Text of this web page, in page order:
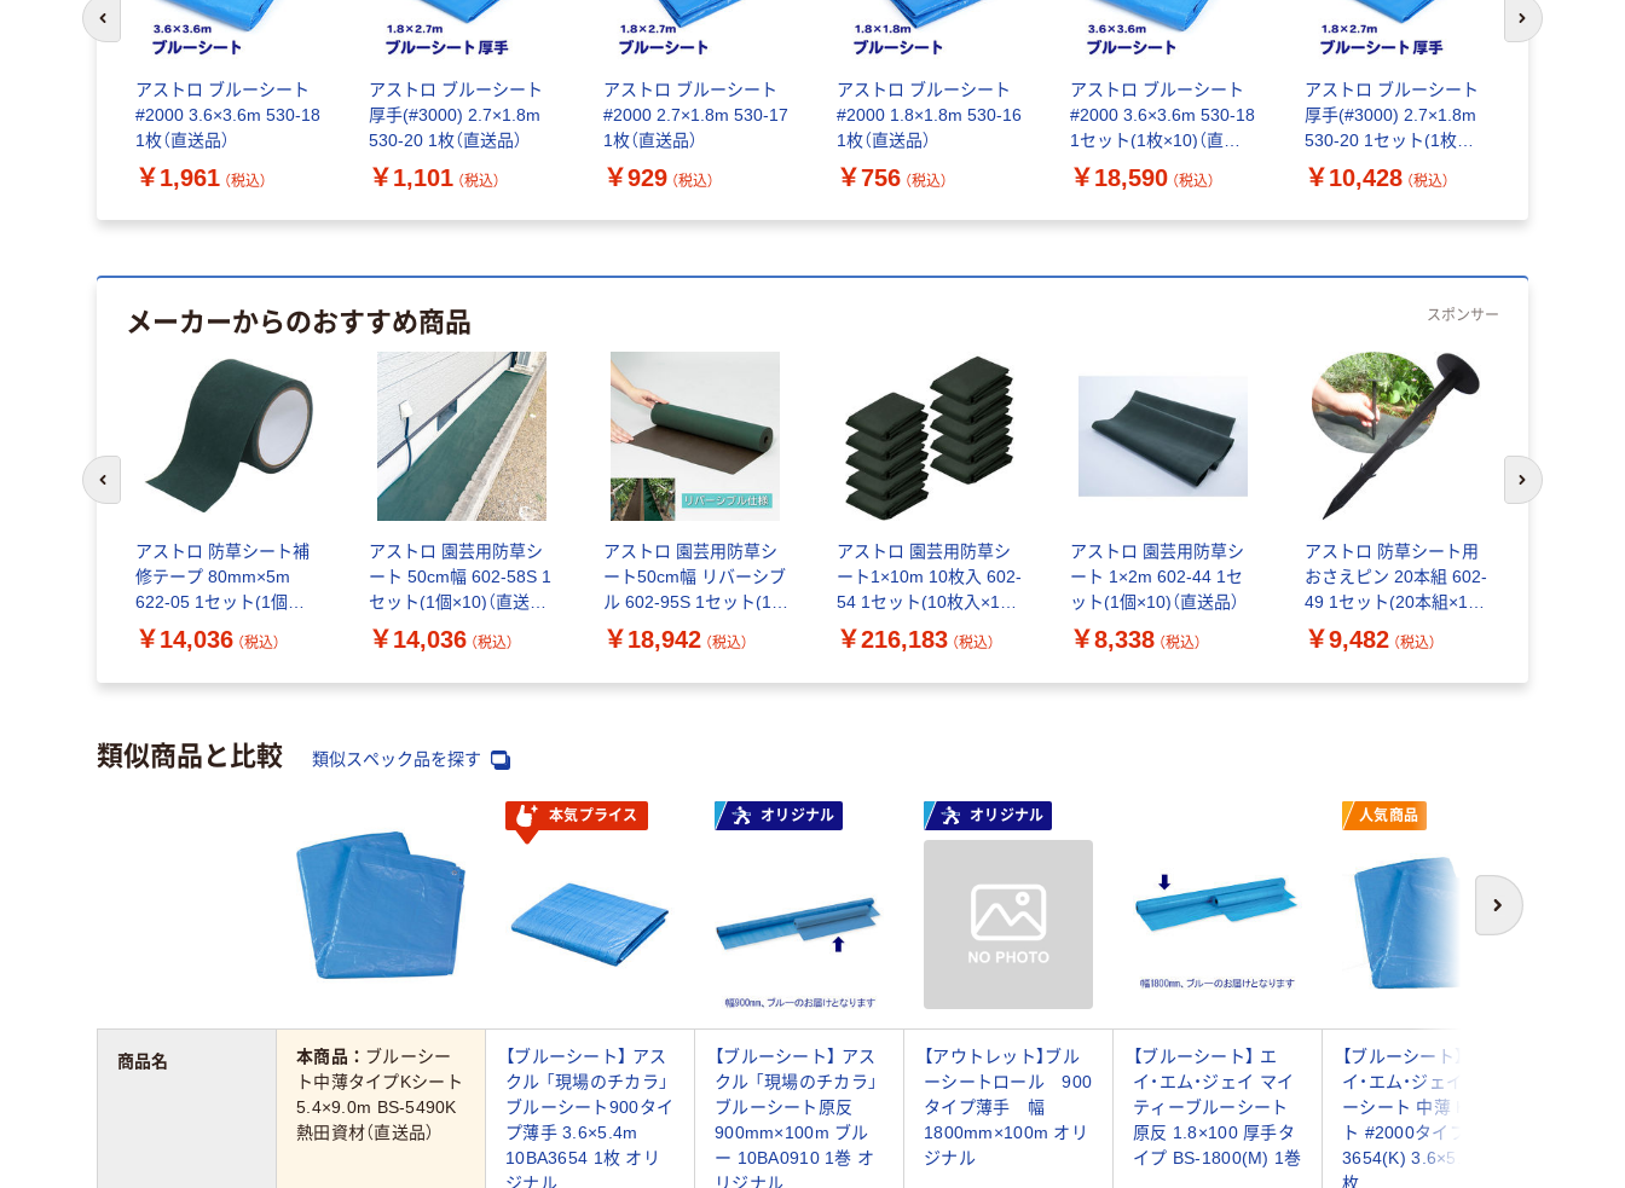
アストロ ブルーシート
#2000 3.6×3.6m 530-18
1枚（直送品）
￥1,961 （税込）
アストロ ブルーシート
厚手(#3000) 2.7×1.8m
530-20 1枚（直送品）
￥1,101 （税込）
アストロ ブルーシート
#2000 2.7×1.8m 530-17
1枚（直送品）
￥929 （税込）
アストロ ブルーシート
#2000 1.8×1.8m 530-16
1枚（直送品）
￥756 （税込）
アストロ ブルーシート
#2000 3.6×3.6m 530-18
1セット(1枚×10)（直送
品）
￥18,590 （税込）
アストロ ブルーシート
厚手(#3000) 2.7×1.8m
530-20 1セット(1枚
×10)（直送品）
￥10,428 （税込）
前のスライドへ 次のスライド
メーカーからのおすすめ商品 スポンサー
アストロ 防草シート補
修テープ 80mm×5m
622-05 1セット(1個
×10)（直送品）
￥14,036 （税込）
アストロ 園芸用防草シ
ート 50cm幅 602-58S 1
セット(1個×10)（直送
品）
￥14,036 （税込）
アストロ 園芸用防草シ
ート50cm幅 リバーシブ
ル 602-95S 1セット(1個
×10)（直送品）
￥18,942 （税込）
アストロ 園芸用防草シ
ート1×10m 10枚入 602-
54 1セット(10枚入×10)
（直送品）
￥216,183 （税込）
アストロ 園芸用防草シ
ート 1×2m 602-44 1セ
ット(1個×10)（直送品）
￥8,338 （税込）
アストロ 防草シート用
おさえピン 20本組 602-
49 1セット(20本組×10)
（直送品）
￥9,482 （税込）
前のスライドへ 次のスライド
類似商品と比較 類似スペック品を探す
次へ
本気プライス オリジナル オリジナル 人気商品
本商品： ブルーシー
ト中薄タイプKシート
5.4×9.0m BS-5490K
熱田資材（直送品）
【ブルーシート】 アス
クル 「現場のチカラ」
ブルーシート900タイ
プ薄手 3.6×5.4m
10BA3654 1枚 オリ
ジナル
【ブルーシート】 アス
クル 「現場のチカラ」
ブルーシート原反
900mm×100m ブル
ー 10BA0910 1巻 オ
リジナル
【アウトレット】ブル
ーシートロール 900
タイプ薄手 幅
1800mm×100m オリ
ジナル
【ブルーシート】 エ
イ・エム・ジェイ マイ
ティーブルーシート
原反 1.8×100 厚手タ
イプ BS-1800(M) 1巻
【ブルーシート】 エ
イ・エム・ジェイ ブル
ーシート 中薄 Kシー
ト #2000タイプ BS-
3654(K) 3.6×5.4m 1
枚
商品名